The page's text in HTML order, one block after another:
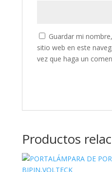
Guardar mi
sitio web en este
vez que haga un
Productos